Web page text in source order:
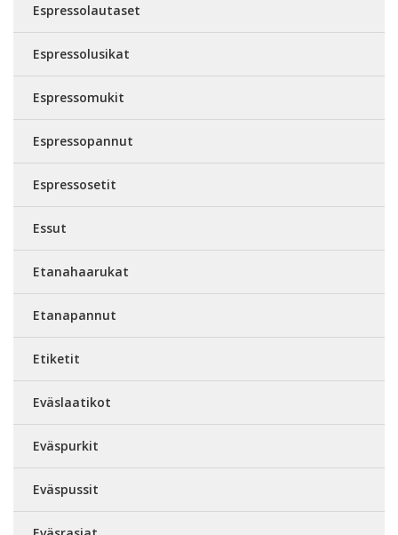
Espressolautaset
Espressolusikat
Espressomukit
Espressopannut
Espressosetit
Essut
Etanahaarukat
Etanapannut
Etiketit
Eväslaatikot
Eväspurkit
Eväspussit